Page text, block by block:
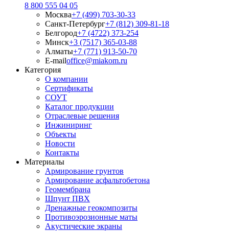
8 800 555 04 05
Москва+7 (499) 703-30-33
Санкт-Петербург+7 (812) 309-81-18
Белгород+7 (4722) 373-254
Минск+3 (7517) 365-03-88
Алматы+7 (771) 913-50-70
E-mailoffice@miakom.ru
Категория
О компании
Сертификаты
СОУТ
Каталог продукции
Отраслевые решения
Инжиниринг
Объекты
Новости
Контакты
Материалы
Армирование грунтов
Армирование асфальтобетона
Геомембрана
Шпунт ПВХ
Дренажные геокомпозиты
Противоэрозионные маты
Акустические экраны